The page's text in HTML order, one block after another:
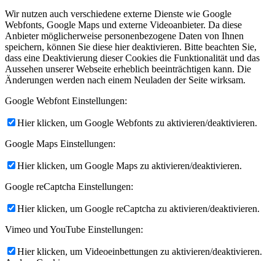
Wir nutzen auch verschiedene externe Dienste wie Google
Webfonts, Google Maps und externe Videoanbieter. Da diese
Anbieter möglicherweise personenbezogene Daten von Ihnen
speichern, können Sie diese hier deaktivieren. Bitte beachten Sie,
dass eine Deaktivierung dieser Cookies die Funktionalität und das
Aussehen unserer Webseite erheblich beeinträchtigen kann. Die
Änderungen werden nach einem Neuladen der Seite wirksam.
Google Webfont Einstellungen:
Hier klicken, um Google Webfonts zu aktivieren/deaktivieren.
Google Maps Einstellungen:
Hier klicken, um Google Maps zu aktivieren/deaktivieren.
Google reCaptcha Einstellungen:
Hier klicken, um Google reCaptcha zu aktivieren/deaktivieren.
Vimeo und YouTube Einstellungen:
Hier klicken, um Videoeinbettungen zu aktivieren/deaktivieren.